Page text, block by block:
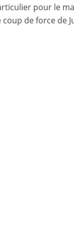
pour le
coup de force